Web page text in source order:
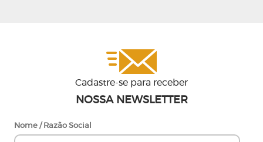
Cadastre-se para receber
NOSSA NEWSLETTER
Nome / Razão Social